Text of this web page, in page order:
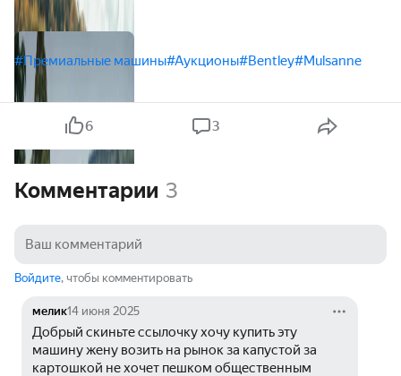
#Премиальные машины#Аукционы#Bentley#Mulsanne
6 3
Комментарии 3
Войдите, чтобы комментировать
мелик14 июня 2025
Добрый скиньте ссылочку хочу купить эту
машину жену возить на рынок за капустой за
картошкой не хочет пешком общественным